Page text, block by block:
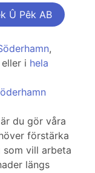
Û Pêk AB
,
eller i hela
du gör våra
förstärka
vill arbeta
längs